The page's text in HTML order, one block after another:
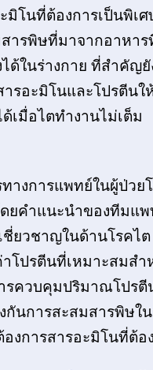
โนที่ต้องการเป็นพิเศ
สารพิษที่มาจากอาหาร
ด้ในร่างกาย ที่สำคัญยั
รอะมิโนและโปรตีนใ
เมื่อไตทำงานไม่เต็ม
างการแพทย์ในผู้ป่วย
ดยคำแนะนำของทีมแ
ชี่ยวชาญในด้านโรคไต
โปรตีนที่เหมาะสมสำ
รควบคุมปริมาณโปรตี
กันการสะสมสารพิษใน
งการสารอะมิโนที่ต้อ